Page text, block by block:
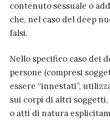
contenuto sessuale o
che, nel caso del deep
falsi.
Nello specifico caso dei
persone (compresi
essere “innestati”,
sui corpi di altri
o atti di natura